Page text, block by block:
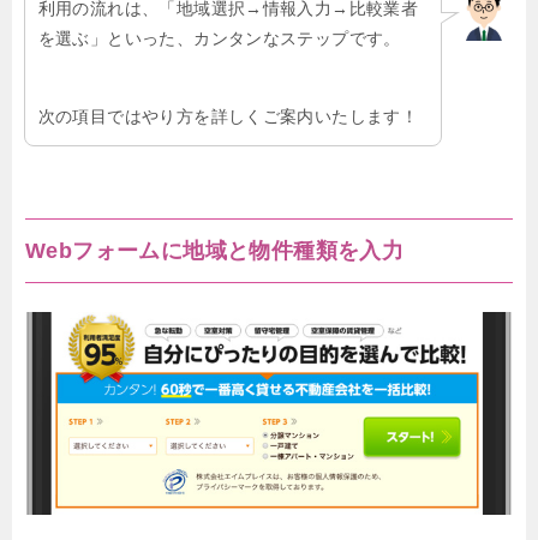
利用の流れは、「地域選択→情報入力→比較業者
を選ぶ」といった、カンタンなステップです。
次の項目ではやり方を詳しくご案内いたします！
Webフォームに地域と物件種類を入力